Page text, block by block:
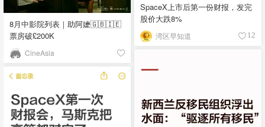
8月中影院列表｜助阿嬷🇬🇧🇮🇪
票房破£200K
CineAsia
SpaceX上市后第一份财报，发完
股价大跌8%
湾区早知道 12